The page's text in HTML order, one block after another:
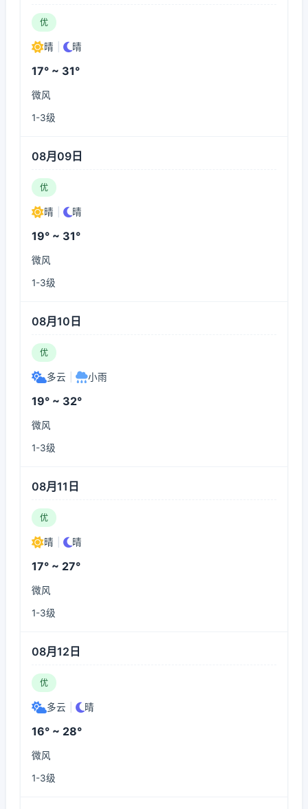
优
晴 晴
17° ~ 31°
微风
1-3级
08月09日
优
晴 晴
19° ~ 31°
微风
1-3级
08月10日
优
多云 小雨
19° ~ 32°
微风
1-3级
08月11日
优
晴 晴
17° ~ 27°
微风
1-3级
08月12日
优
多云 晴
16° ~ 28°
微风
1-3级